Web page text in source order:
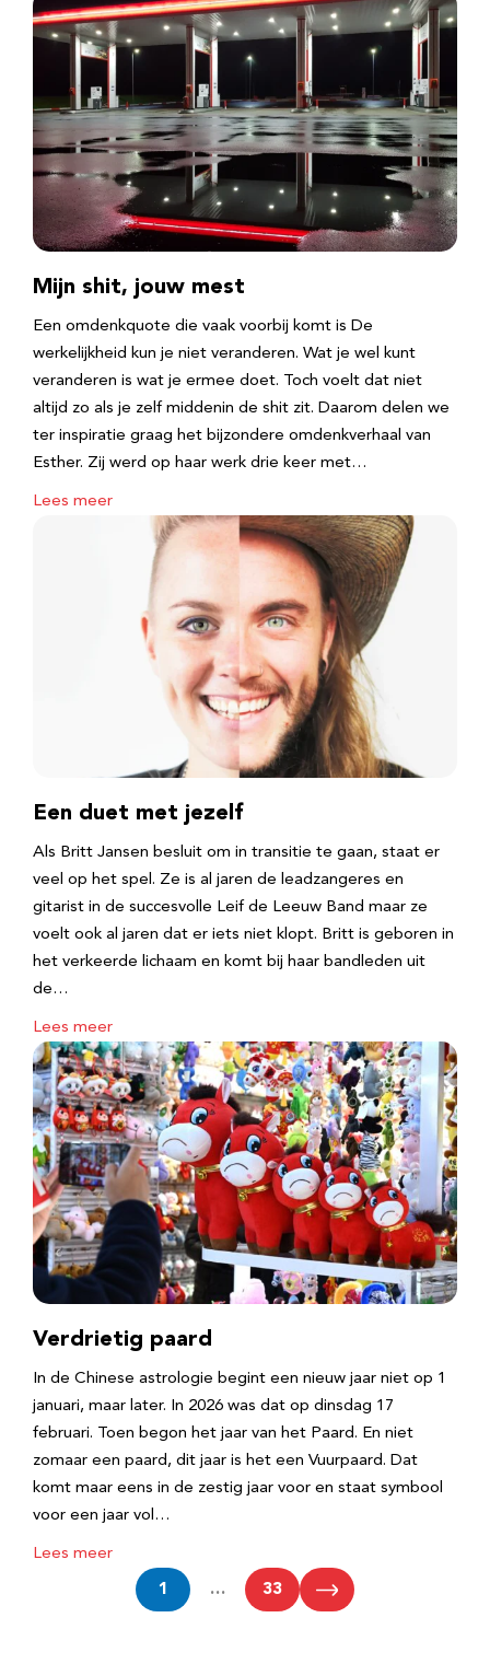
Mijn shit, jouw mest
Een omdenkquote die vaak voorbij komt is De
werkelijkheid kun je niet veranderen. Wat je wel kunt
veranderen is wat je ermee doet. Toch voelt dat niet
altijd zo als je zelf middenin de shit zit. Daarom delen we
ter inspiratie graag het bijzondere omdenkverhaal van
Esther. Zij werd op haar werk drie keer met…
Lees meer
Een duet met jezelf
Als Britt Jansen besluit om in transitie te gaan, staat er
veel op het spel. Ze is al jaren de leadzangeres en
gitarist in de succesvolle Leif de Leeuw Band maar ze
voelt ook al jaren dat er iets niet klopt. Britt is geboren in
het verkeerde lichaam en komt bij haar bandleden uit
de…
Lees meer
Verdrietig paard
In de Chinese astrologie begint een nieuw jaar niet op 1
januari, maar later. In 2026 was dat op dinsdag 17
februari. Toen begon het jaar van het Paard. En niet
zomaar een paard, dit jaar is het een Vuurpaard. Dat
komt maar eens in de zestig jaar voor en staat symbool
voor een jaar vol…
Lees meer
1 … 33